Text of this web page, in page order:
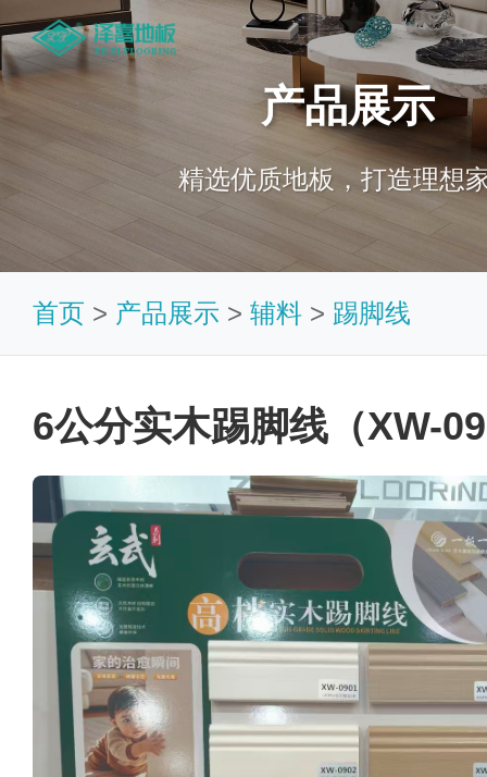
产品展示
精选优质地板，打造理想
首页 > 产品展示 > 辅料 > 踢脚线
6公分实木踢脚线（XW-